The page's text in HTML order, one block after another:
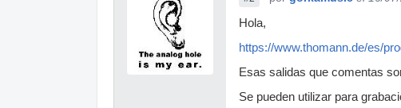
Hola,
https://www.thomann.de/es/
Esas salidas que comentas
Se pueden utilizar para